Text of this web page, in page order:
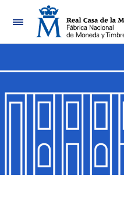
Navegació
Mostra/Amaga
Mostra/Amaga
Mostra/Amaga